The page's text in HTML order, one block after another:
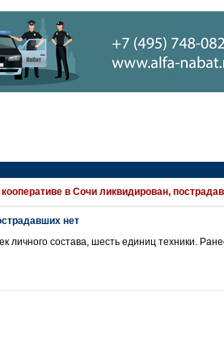
в Сочи ликвидирован,
нет
личного состава, шесть единиц техники.